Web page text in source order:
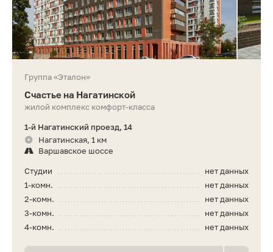
Группа «Эталон»
Счастье на Нагатинской
жилой комплекс комфорт-класса
1-й Нагатинский проезд, 14
Нагатинская, 1 км
Варшавское шоссе
нет данных
Студии
нет данных
1-комн.
нет данных
2-комн.
нет данных
3-комн.
нет данных
4-комн.